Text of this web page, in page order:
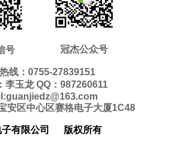
工业晶振 晶振
美国Statek 新西兰瑞康
振 振
贴片晶 2016贴片晶
振
1612贴片晶
振
晶振
8.0*3.8mm
贴片晶振
7.1*3.3mm
贴片晶振
5.0*1.8mm 4.1*1.5mm
号 冠杰公众号
线：0755-27839151
李玉龙 QQ：987260611
安区中心区赛格电子大厦1C48
有限公司 版权所有